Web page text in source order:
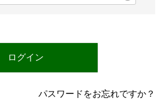
ログイン
パスワードをお忘れですか？